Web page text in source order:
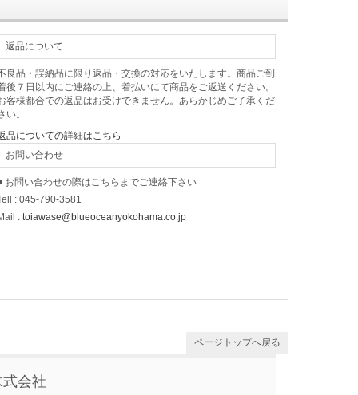
返品について
良品・誤納品に限り返品・交換の対応をいたします。商品ご到
後７日以内にご連絡の上、着払いにて商品をご返送ください。
客様都合での返品はお受けできません。あらかじめご了承くだ
い。
品についての詳細はこちら
お問い合わせ
お問い合わせの際はこちらまでご連絡下さい
: 045-790-3581
: toiawase@blueoceanyokohama.co.jp
ページトップへ戻る
会社